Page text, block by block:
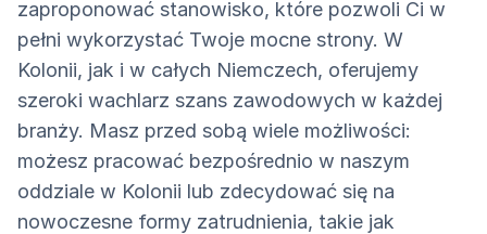
zaproponować stanowisko, które pozwoli Ci w
pełni wykorzystać Twoje mocne strony. W
Kolonii, jak i w całych Niemczech, oferujemy
szeroki wachlarz szans zawodowych w każdej
branży. Masz przed sobą wiele możliwości:
możesz pracować bezpośrednio w naszym
oddziale w Kolonii lub zdecydować się na
nowoczesne formy zatrudnienia, takie jak